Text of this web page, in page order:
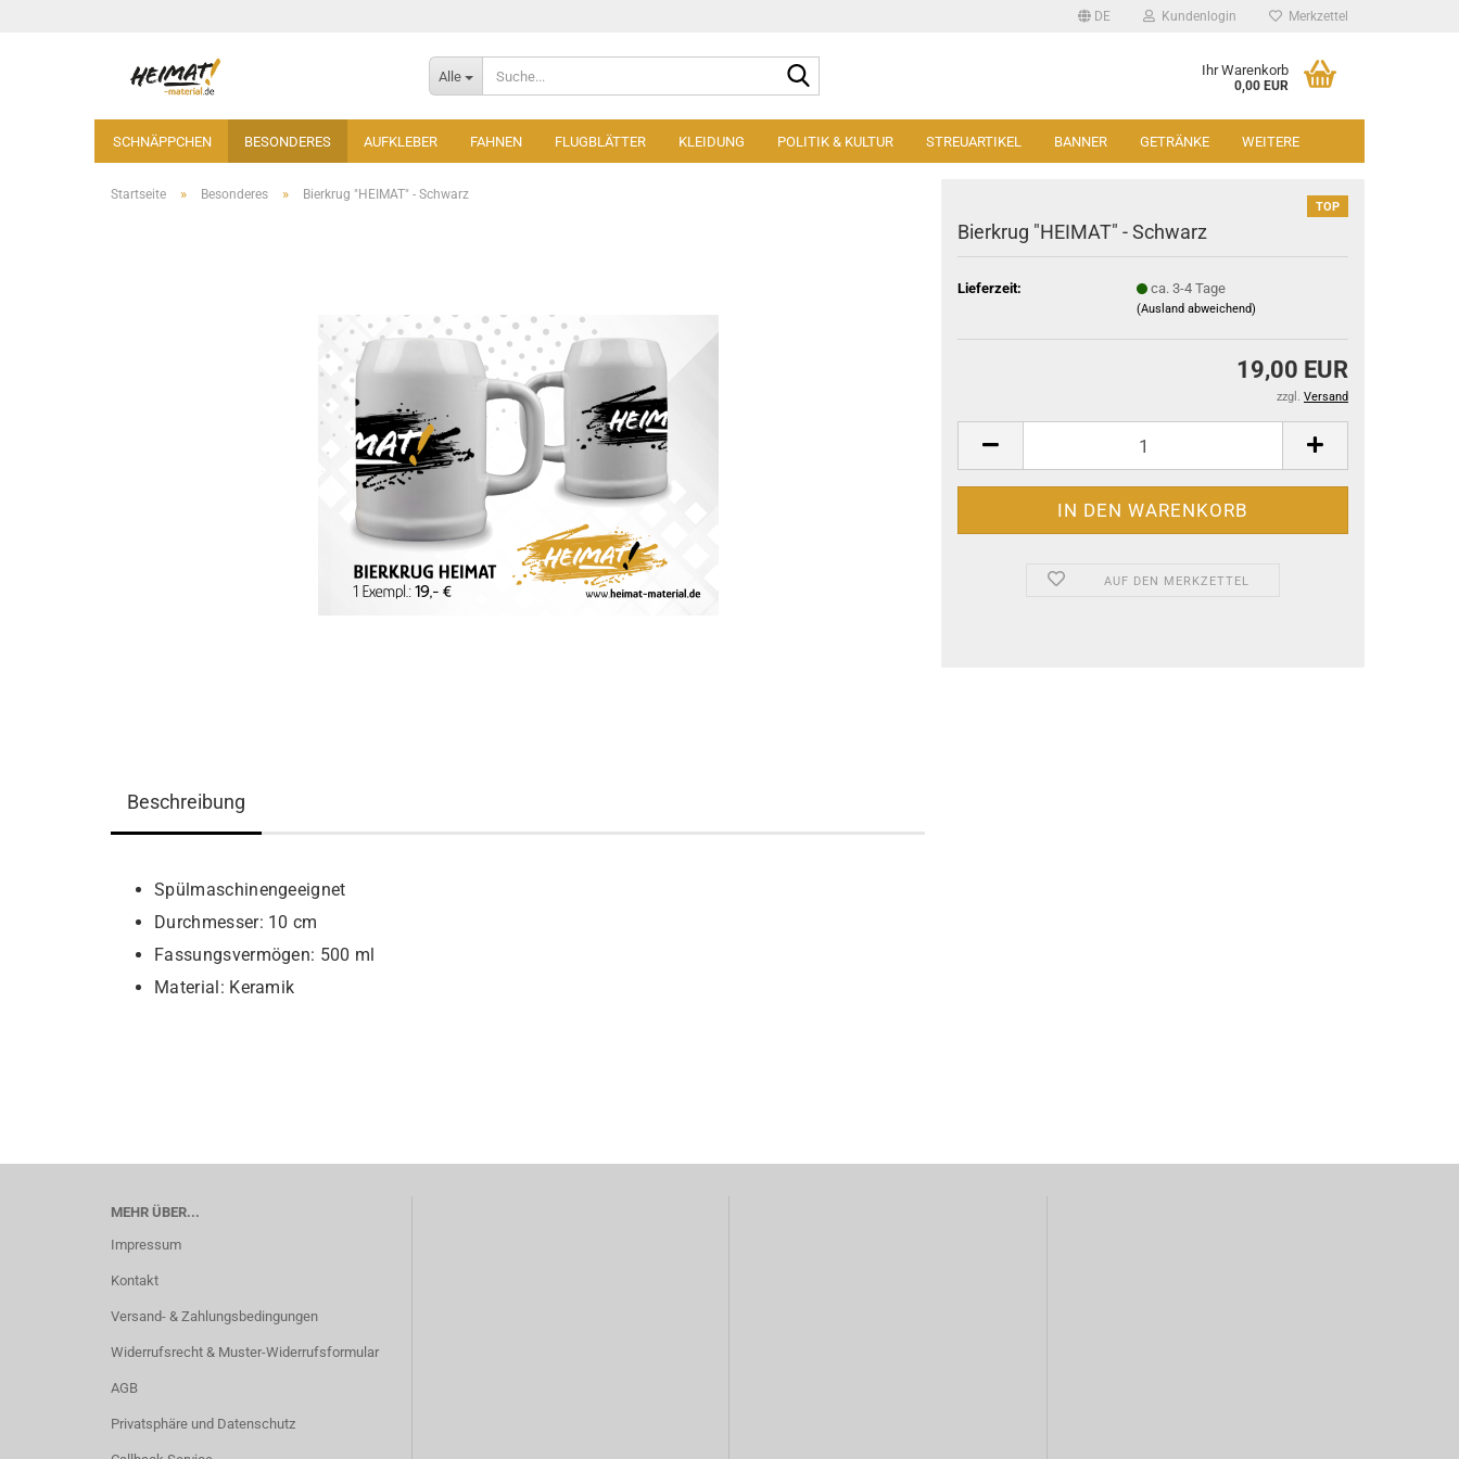
DE Kundenlogin Merkzettel
Alle Ihr Warenkorb
0,00 EUR
SCHNÄPPCHEN BESONDERES AUFKLEBER FAHNEN FLUGBLÄTTER KLEIDUNG POLITIK & KULTUR STREUARTIKEL BANNER GETRÄNKE WEITERE
Startseite » Besonderes » Bierkrug "HEIMAT" - Schwarz
TOP
Bierkrug "HEIMAT" - Schwarz
Lieferzeit: ca. 3-4 Tage
(Ausland abweichend)
19,00 EUR
zzgl. Versand
AUF DEN MERKZETTEL
Beschreibung
Spülmaschinengeeignet
Durchmesser: 10 cm
Fassungsvermögen: 500 ml
Material: Keramik
MEHR ÜBER...
Impressum
Kontakt
Versand- & Zahlungsbedingungen
Widerrufsrecht & Muster-Widerrufsformular
AGB
Privatsphäre und Datenschutz